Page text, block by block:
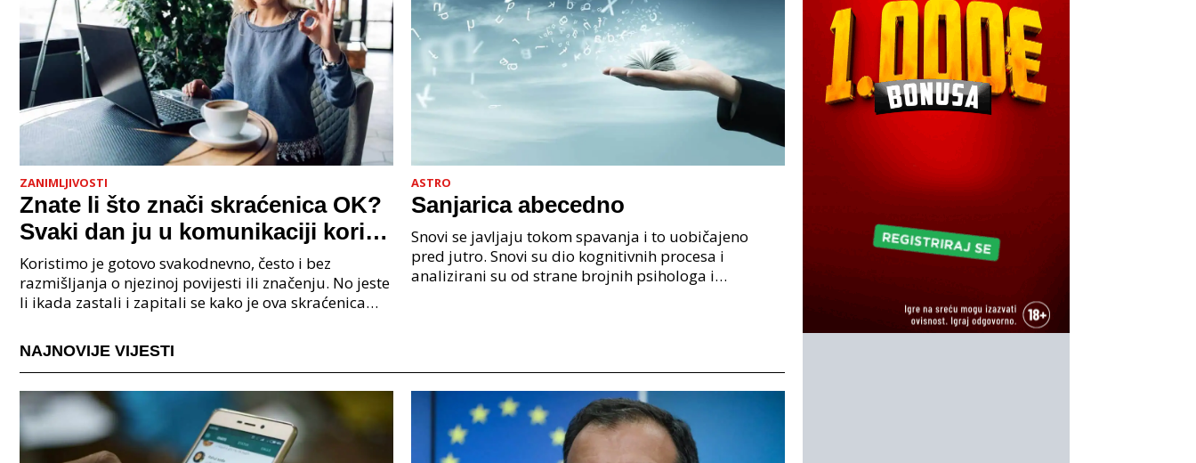
ZANIMLJIVOSTI
Znate li što znači skraćenica OK?
Svaki dan ju u komunikaciji koristi
cijeli svijet.
Koristimo je gotovo svakodnevno, često i bez
razmišljanja o njezinoj povijesti ili značenju. No jeste
li ikada zastali i zapitali se kako je ova skraćenica
ASTRO
Sanjarica abecedno
Snovi se javljaju tokom spavanja i to uobičajeno
pred jutro. Snovi su dio kognitivnih procesa i
analizirani su od strane brojnih psihologa i
NAJNOVIJE VIJESTI